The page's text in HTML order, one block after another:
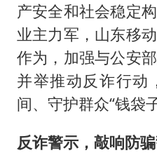
百
胡
产安全和社会稳定
业主力军，山东移
作为，加强与公安
并举推动反诈行动
间、守护群众“钱袋
反诈警示，敲响防